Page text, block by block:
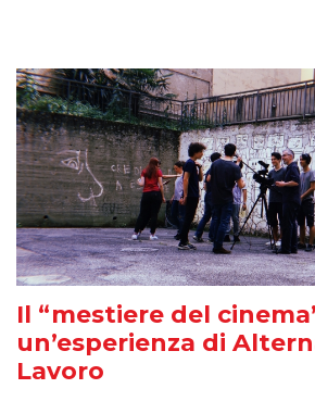
Il “mestiere del
un’esperienza di
Lavoro